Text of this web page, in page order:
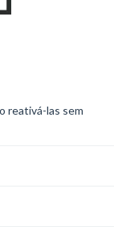
reativá-las sem